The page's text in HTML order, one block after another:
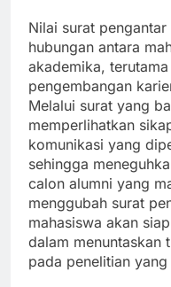
Nilai surat
hubungan antara
akademika,
pengembangan
Melalui surat yang
memperlihatkan
komunikasi yang
sehingga
calon alumni yang
menggubah surat
mahasiswa akan
dalam menuntaskan
pada penelitian